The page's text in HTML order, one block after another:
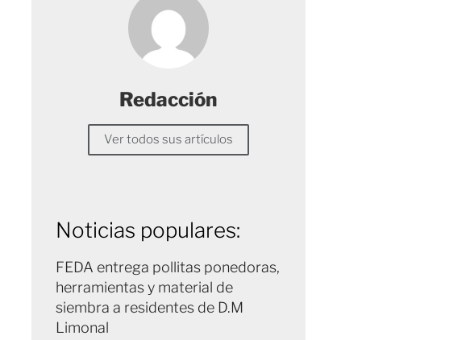
Redacción
Ver todos sus artículos
Noticias populares:
FEDA entrega pollitas ponedoras,
herramientas y material de
siembra a residentes de D.M
Limonal